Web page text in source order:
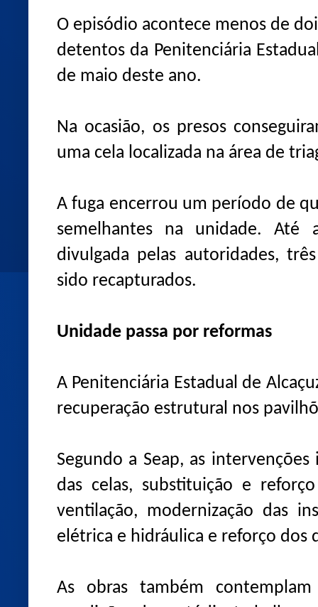
O episódio acontece menos de
detentos da Penitenciária
de maio deste ano.
Na ocasião, os presos
uma cela localizada na área de
A fuga encerrou um período de
semelhantes na unidade. Até
divulgada pelas autoridades,
sido recapturados.
Unidade passa por reformas
A Penitenciária Estadual de
recuperação estrutural nos
Segundo a Seap, as
das celas, substituição e
ventilação, modernização das
elétrica e hidráulica e reforço dos
As obras também contemplam